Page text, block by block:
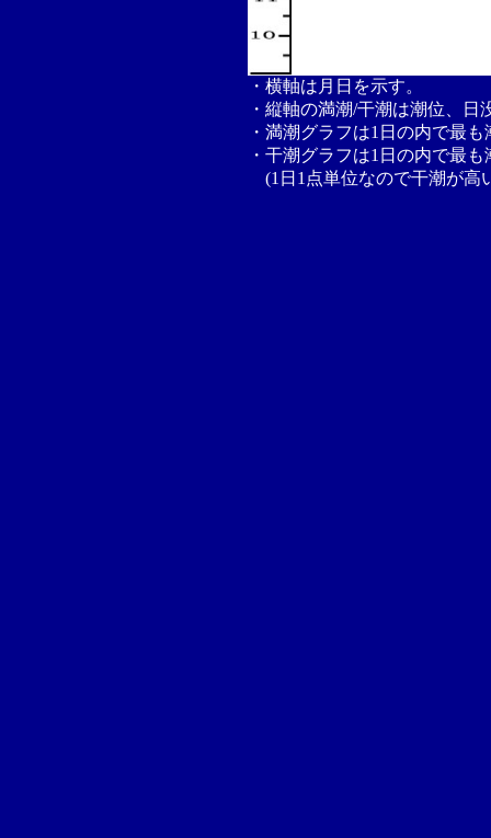
・横軸は月日を示す。
・縦軸の満潮/干潮は潮位、
・満潮グラフは1日の内で最
・干潮グラフは1日の内で最
(1日1点単位なので干潮が高